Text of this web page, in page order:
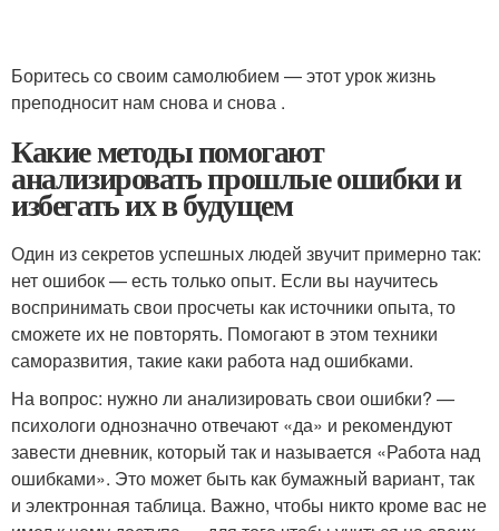
Боритесь со своим самолюбием — этот урок жизнь
преподносит нам снова и снова .
Какие методы помогают
анализировать прошлые ошибки и
избегать их в будущем
Один из секретов успешных людей звучит примерно так:
нет ошибок — есть только опыт. Если вы научитесь
воспринимать свои просчеты как источники опыта, то
сможете их не повторять. Помогают в этом техники
саморазвития, такие каки работа над ошибками.
На вопрос: нужно ли анализировать свои ошибки? —
психологи однозначно отвечают «да» и рекомендуют
завести дневник, который так и называется «Работа над
ошибками». Это может быть как бумажный вариант, так
и электронная таблица. Важно, чтобы никто кроме вас не